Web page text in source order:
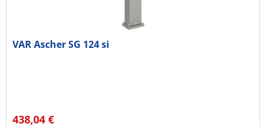
VAR Ascher SG 124 si
438,04 €